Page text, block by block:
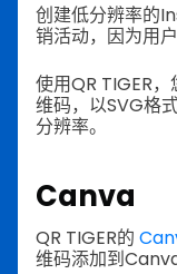
创建低分辨率的
销活动，因为用
使用QR TIGER
维码，以SVG格
分辨率。
Canva
QR TIGER的
维码添加到